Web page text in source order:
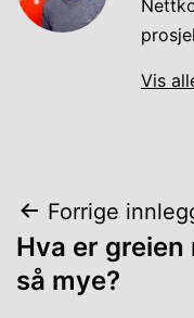
Vis
Forrige
Hva er
så mye?